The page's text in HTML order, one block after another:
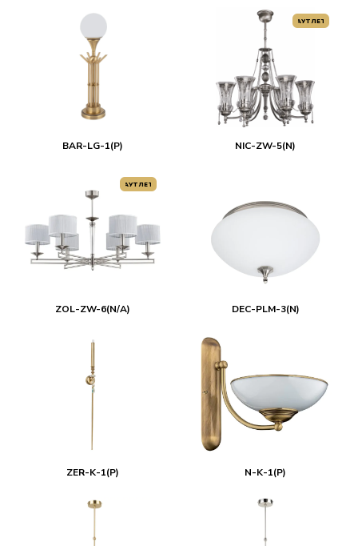
BAR-LG-1(P)
АУТЛЕТ
NIC-ZW-5(N)
АУТЛЕТ
ZOL-ZW-6(N/A) DEC-PLM-3(N)
ZER-K-1(P) N-K-1(P)